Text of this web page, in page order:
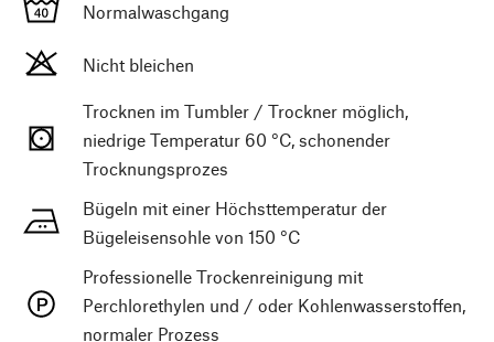
Normalwaschgang
Nicht bleichen
Trocknen im Tumbler / Trockner möglich,
niedrige Temperatur 60 °C, schonender
Trocknungsprozes
Bügeln mit einer Höchsttemperatur der
Bügeleisensohle von 150 °C
Professionelle Trockenreinigung mit
Perchlorethylen und / oder Kohlenwasserstoffen,
normaler Prozess